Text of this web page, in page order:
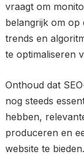
vraagt om
belangrijk om op
trends en
te optimaliseren
Onthoud dat
nog steeds
hebben,
produceren en
website te